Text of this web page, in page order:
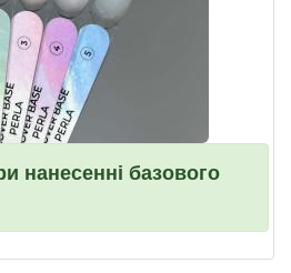
нанесенні базового